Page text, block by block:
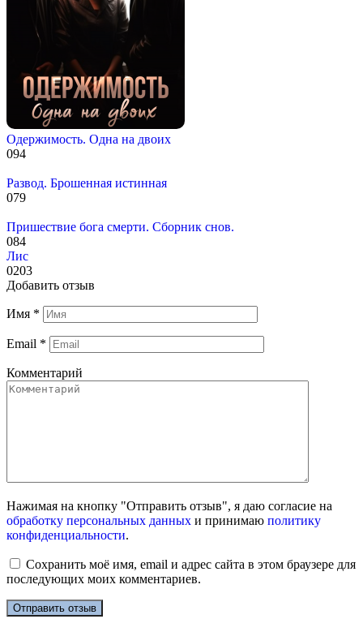
Одержимость. Одна на двоих
094
Развод. Брошенная истинная
079
Пришествие бога смерти. Сборник снов.
084
Лис
0203
Добавить отзыв
Имя *
Email *
Комментарий
Нажимая на кнопку "Отправить отзыв", я даю согласие на
обработку персональных данных и принимаю политику
конфиденциальности.
Сохранить моё имя, email и адрес сайта в этом браузере для
последующих моих комментариев.